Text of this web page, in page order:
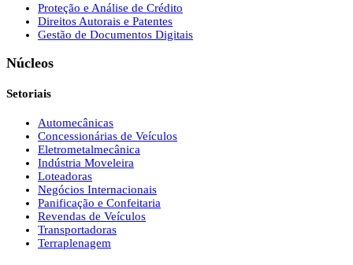
Proteção e Análise de Crédito
Direitos Autorais e Patentes
Gestão de Documentos Digitais
Núcleos
Setoriais
Automecânicas
Concessionárias de Veículos
Eletrometalmecânica
Indústria Moveleira
Loteadoras
Negócios Internacionais
Panificação e Confeitaria
Revendas de Veículos
Transportadoras
Terraplenagem